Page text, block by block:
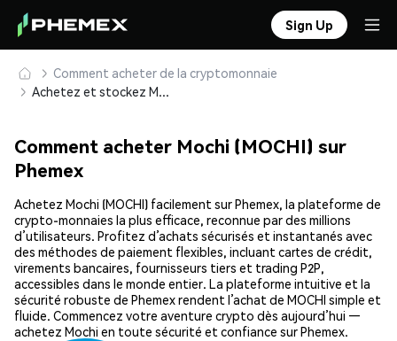
Sign Up
Comment acheter de la cryptomonnaie
Achetez et stockez Mochi (MOCHI) en toute sécurité
Comment acheter Mochi (MOCHI) sur
Phemex
Achetez Mochi (MOCHI) facilement sur Phemex, la plateforme de
crypto-monnaies la plus efficace, reconnue par des millions
d’utilisateurs. Profitez d’achats sécurisés et instantanés avec
des méthodes de paiement flexibles, incluant cartes de crédit,
virements bancaires, fournisseurs tiers et trading P2P,
accessibles dans le monde entier. La plateforme intuitive et la
sécurité robuste de Phemex rendent l’achat de MOCHI simple et
fluide. Commencez votre aventure crypto dès aujourd’hui —
achetez Mochi en toute sécurité et confiance sur Phemex.